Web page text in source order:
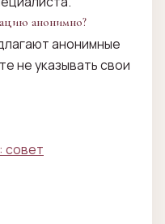
анонимно?
анонимные
не указывать свои
совет